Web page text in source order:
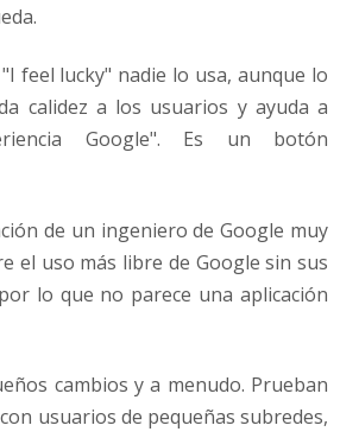
feel lucky" nadie lo usa, aunque lo
calidez a los usuarios y ayuda a
Google". Es un botón
de un ingeniero de Google muy
el uso más libre de Google sin sus
lo que no parece una aplicación
cambios y a menudo. Prueban
usuarios de pequeñas subredes,